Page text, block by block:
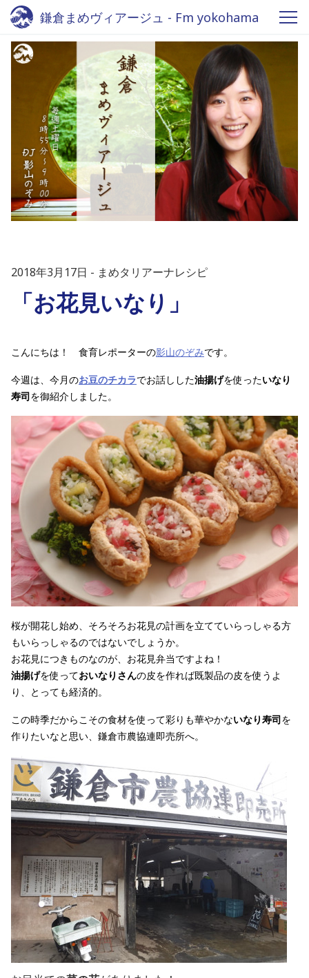
鎌倉まめヴィアージュ - Fm yokohama
2018年3月17日 まめタリアーナレシピ
「お花見いなり」
こんにちは！ 食育レポーターの影山のぞみです。
今週は、今月のお豆のチカラでお話しした油揚げを使ったいなり
寿司 を御紹介しました。
桜が開花し始め、そろそろお花見の計画を立てていらっしゃる方
もいらっしゃるのではないでしょうか。
お花見につきものなのが、お花見弁当ですよね！
油揚げを使っておいなりさんの皮を作れば既製品の皮を使うよ
り、とっても経済的。
この時季だからこその食材を使って彩りも華やかないなり寿司 を
作りたいなと思い、鎌倉市農協連即売所へ。